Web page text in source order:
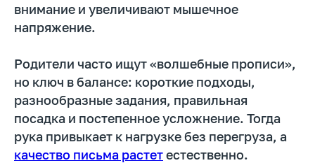
внимание и увеличивают мышечное
напряжение.
Родители часто ищут «волшебные прописи»,
но ключ в балансе: короткие подходы,
разнообразные задания, правильная
посадка и постепенное усложнение. Тогда
рука привыкает к нагрузке без перегруза, а
качество письма растетестественно.